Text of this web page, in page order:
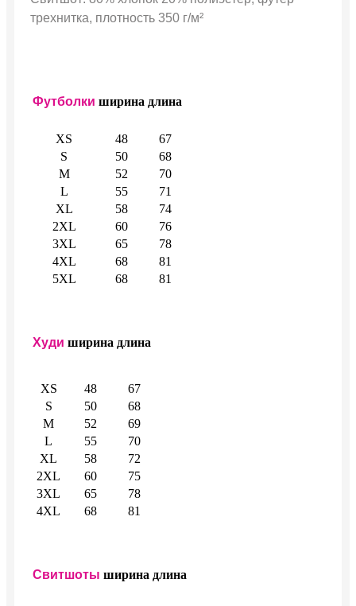
трехнитка, плотность 350 г/м²
Футболки ширина длина
XS 48
67
S
50
68
M
52
70
L
55
71
XL
58
74
2XL
60
76
3XL
65
78
4XL
68
81
5XL
68 81
Худи ширина длина
XS 48
67
S
50
68
M
52
69
L
55
70
XL
58
72
2XL
60
75
3XL
65
78
4XL
68 81
Свитшоты ширина длина